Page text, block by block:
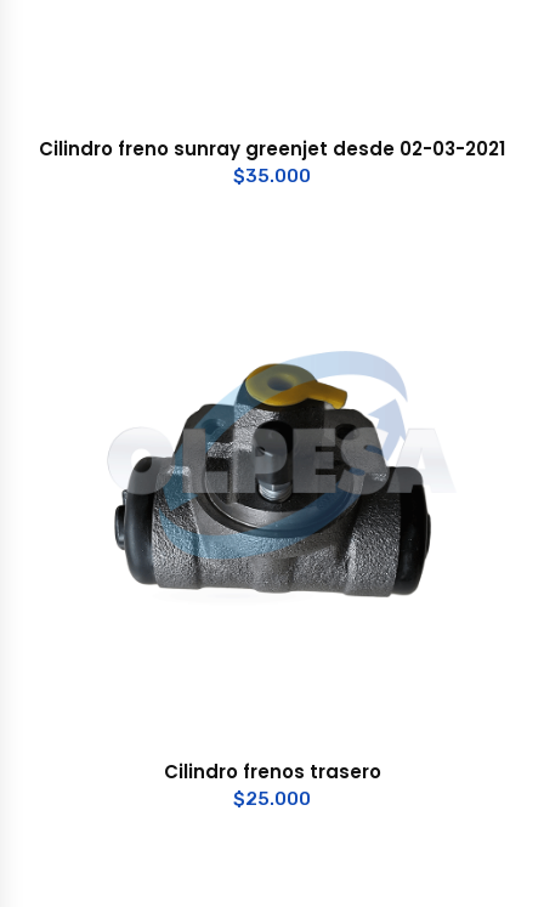
Cilindro freno sunray greenjet desde 02-03-2021
$35.000
Cilindro frenos trasero
$25.000